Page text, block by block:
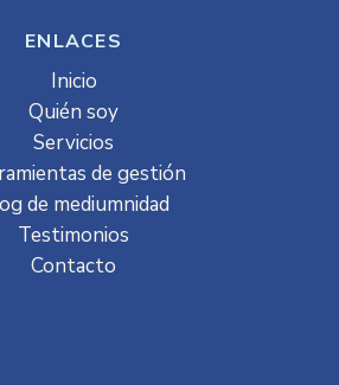
ENLACES
Inicio
Quién soy
Servicios
de gestión
de mediumnidad
Testimonios
Contacto